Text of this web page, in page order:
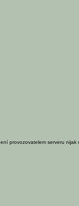
provozovatelem serveru